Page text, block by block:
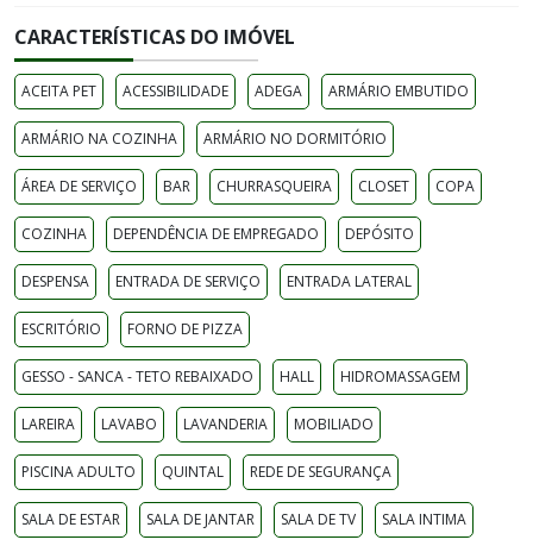
CARACTERÍSTICAS DO IMÓVEL
ACEITA PET ACESSIBILIDADE ADEGA ARMÁRIO EMBUTIDO
ARMÁRIO NA COZINHA ARMÁRIO NO DORMITÓRIO
ÁREA DE SERVIÇO BAR CHURRASQUEIRA CLOSET COPA
COZINHA DEPENDÊNCIA DE EMPREGADO DEPÓSITO
DESPENSA ENTRADA DE SERVIÇO ENTRADA LATERAL
ESCRITÓRIO FORNO DE PIZZA
GESSO - SANCA - TETO REBAIXADO HALL HIDROMASSAGEM
LAREIRA LAVABO LAVANDERIA MOBILIADO
PISCINA ADULTO QUINTAL REDE DE SEGURANÇA
SALA DE ESTAR SALA DE JANTAR SALA DE TV SALA INTIMA